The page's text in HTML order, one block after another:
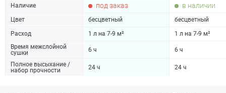
Наличие под заказ в наличии
Цвет бесцветный
бесцветный
Расход
1 л на 7-9 м²
1 л на 7-9 м²
Время межслойной
сушки
6 ч 6 ч
Полное высыхание /
набор прочности
24 ч 24 ч